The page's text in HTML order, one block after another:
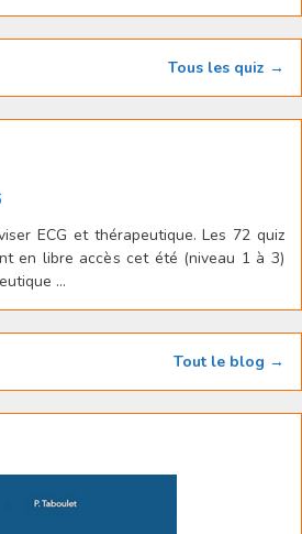
Tous les quiz →
ECG et thérapeutique. Les 72 quiz
en libre accès cet été (niveau 1 à 3)
...
Tout le blog →